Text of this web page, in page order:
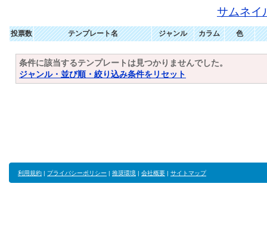
サムネイ
投票数 テンプレート名 ジャンル カラム 色
条件に該当するテンプレートは見つかりませんでした。
ジャンル・並び順・絞り込み条件をリセット
利用規約 | プライバシーポリシー | 推奨環境 | 会社概要 | サイトマップ